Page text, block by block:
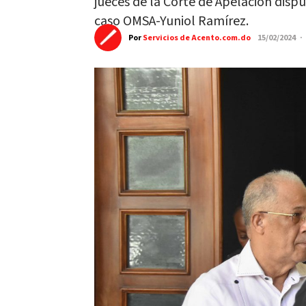
caso OMSA-Yuniol Ramírez.
PorServicios de Acento.com.do 15/02/2024 ·